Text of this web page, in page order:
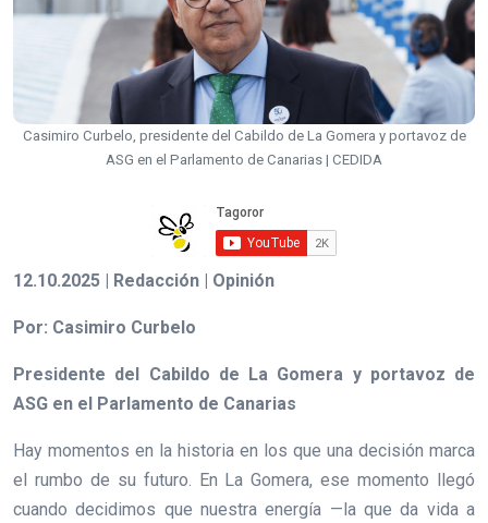
Casimiro Curbelo, presidente del Cabildo de La Gomera y portavoz de
ASG en el Parlamento de Canarias | CEDIDA
12.10.2025 | Redacción | Opinión
Por: Casimiro Curbelo
Presidente del Cabildo de La Gomera y portavoz de
ASG en el Parlamento de Canarias
Hay momentos en la historia en los que una decisión marca
el rumbo de su futuro. En La Gomera, ese momento llegó
cuando decidimos que nuestra energía —la que da vida a